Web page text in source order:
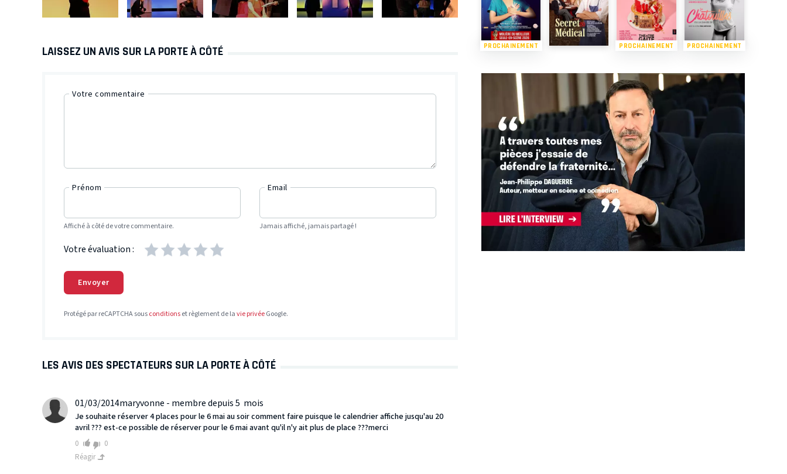
LAISSEZ UN AVIS SUR LA PORTE À CÔTÉ
Votre commentaire
Prénom
Affiché à côté de votre commentaire.
Email
Jamais affiché, jamais partagé !
Votre évaluation :
Envoyer
Protégé par reCAPTCHA sousconditionset règlement de lavie privéeGoogle.
LES AVIS DES SPECTATEURS SUR LA PORTE À CÔTÉ
01/03/2014maryvonne - membre depuis 5 mois
Je souhaite réserver 4 places pour le 6 mai au soir comment faire puisque le calendrier affiche jusqu'au 20
avril ??? est-ce possible de réserver pour le 6 mai avant qu'il n'y ait plus de place ???merci
0
0
Réagir
PROCHAINEMENT PROCHAINEMENT PROCHAINEMENT